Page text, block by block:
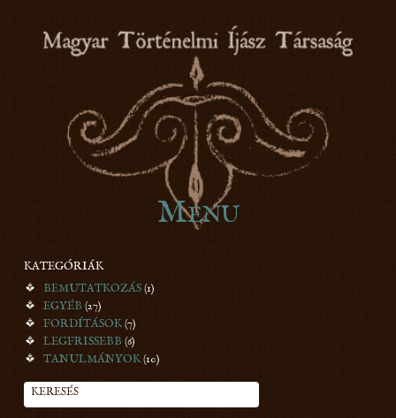
MTÍT
honfoglaláskori íjászat
Menu
Skip to content
KATEGÓRIÁK
BEMUTATKOZÁS(1)
EGYÉB (27)
FORDÍTÁSOK(7)
LEGFRISSEBB (6)
TANULMÁNYOK(10)
KERESÉS